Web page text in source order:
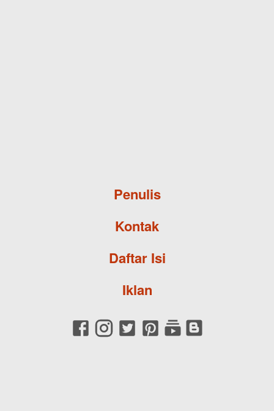
Penulis
Kontak
Daftar Isi
Iklan